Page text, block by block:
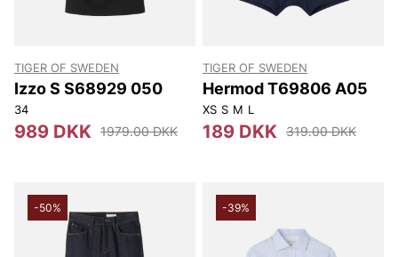
TIGER OF SWEDEN
Izzo S S68929 050
34
989 DKK 1979.00 DKK
TIGER OF SWEDEN
Hermod T69806 A05
XS S M L
189 DKK 319.00 DKK
-50% -39%